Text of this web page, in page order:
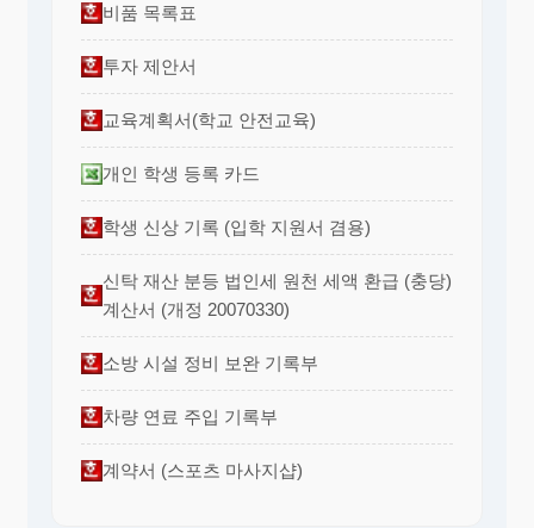
비품 목록표
투자 제안서
교육계획서(학교 안전교육)
개인 학생 등록 카드
학생 신상 기록 (입학 지원서 겸용)
신탁 재산 분등 법인세 원천 세액 환급 (충당)
계산서 (개정 20070330)
소방 시설 정비 보완 기록부
차량 연료 주입 기록부
계약서 (스포츠 마사지샵)